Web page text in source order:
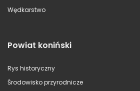
Wędkarstwo
Powiat koniński
Rys historyczny
Środowisko przyrodnicze